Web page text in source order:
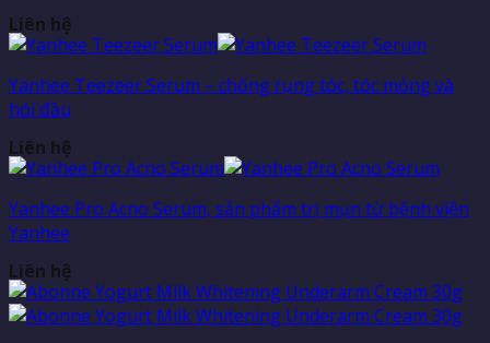
Liên hệ
Yanhee Teezeer Serum – chống rụng tóc, tóc mỏng và
hói đầu
Liên hệ
Yanhee Pro Acno Serum, sản phẩm trị mụn từ bệnh viện
Yanhee
Liên hệ